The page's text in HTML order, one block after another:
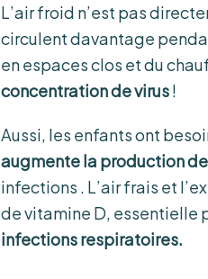
L’air froid n’est pas
circulent davantage
en espaces clos et du
concentration de virus!
Aussi, les enfants ont
augmente la production
infections . L’air frais et
de vitamine D, essentielle
infections respiratoires.